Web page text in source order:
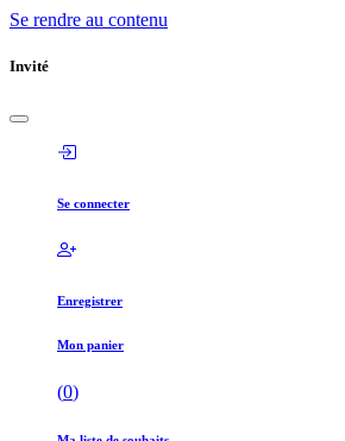
Se rendre au contenu
Invité
Se connecter
Enregistrer
Mon panier
(0)